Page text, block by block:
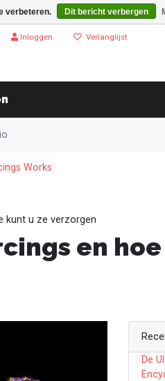
verbeteren. Dit bericht verbergen
Inloggen Verlanglijst
Works
kunt u ze verzorgen
en
De